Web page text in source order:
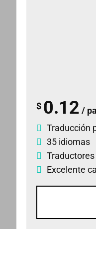
$ 0.12 /
Traducción
35 idiomas
Excelente